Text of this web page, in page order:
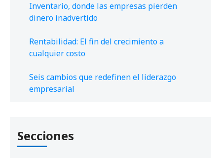
Inventario, donde las empresas pierden
dinero inadvertido
Rentabilidad: El fin del crecimiento a
cualquier costo
Seis cambios que redefinen el liderazgo
empresarial
Secciones